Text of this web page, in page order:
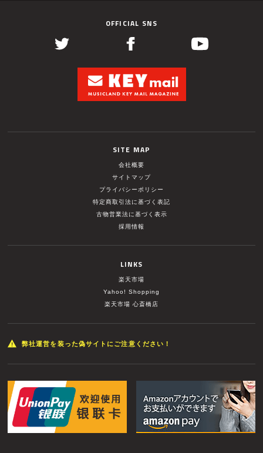
OFFICIAL SNS
SITE MAP
会社概要
サイトマップ
プライバシーポリシー
特定商取引法に基づく表記
古物営業法に基づく表示
採用情報
LINKS
楽天市場
Yahoo! Shopping
楽天市場 心斎橋店
弊社運営を装った偽サイトにご注意ください！